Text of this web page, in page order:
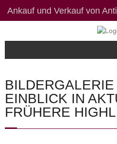
Ankauf und Verkauf von
Bildergalerie
Kontakt / Links
Datenschutzerklärung
EINBLICK IN
FRÜHERE